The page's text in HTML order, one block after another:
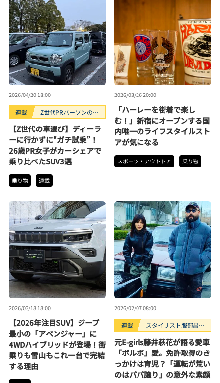
2026/04/20 18:00
連載
Z世代PRパーソンのキ
【Z世代の車選び】ディーラ
ーに行かずに“ガチ試乗”！
26歳PR女子がカーシェアで
乗り比べたSUV3選
乗り物 連載
2026/03/26 20:00
「ハーレーを街着で楽し
む！」新宿にオープンする国
内唯一のライフスタイルスト
アが気になる
スポーツ・アウトドア 乗り物
2026/03/18 18:00
【2026年注目SUV】ジープ
最小の「アベンジャー」に
4WDハイブリッドが登場！街
乗りも雪山もこれ一台で完結
する理由
2026/02/07 08:00
連載
スタイリスト服部昌孝
元E-girls藤井萩花が語る愛車
「ボルボ」愛。免許取得のき
っかけは育児？「運転が荒い
のはパパ譲り」の意外な素顔